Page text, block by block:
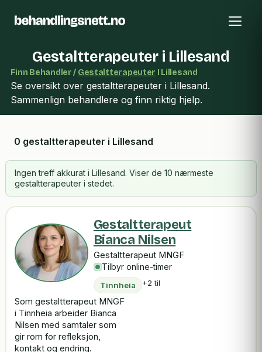
Gestaltterapeuter i Lillesand
Finn Behandler / Gestaltterapeuter I Lillesand
Se oversikt over gestaltterapeuter i Lillesand.
Sammenlign behandlere og finn riktig hjelp.
0 gestaltterapeuter i Lillesand
Ingen treff akkurat i Lillesand. Viser de 10 nærmeste
gestaltterapeuter i stedet.
Gestaltterapeut
Bianca Nilsen
Gestaltterapeut MNGF
Tilbyr online-timer
Tinnheia +2 til
Som gestaltterapeut MNGF
i Tinnheia arbeider Bianca
Nilsen med samtaler som
gir rom for refleksjon,
kontakt og endring.